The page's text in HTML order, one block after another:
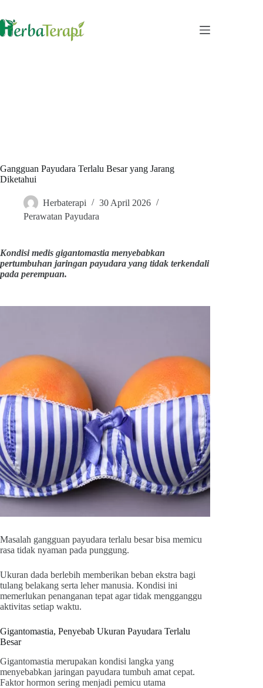
content
Gangguan Payudara Terlalu Besar yang Jarang
Diketahui
Herbaterapi
30 April 2026
Perawatan Payudara
Kondisi medis gigantomastia menyebabkan
pertumbuhan jaringan payudara yang tidak terkendali
pada perempuan.
Masalah gangguan payudara terlalu besar bisa memicu
rasa tidak nyaman pada punggung.
Ukuran dada berlebih memberikan beban ekstra bagi
tulang belakang serta leher manusia. Kondisi ini
memerlukan penanganan tepat agar tidak mengganggu
aktivitas setiap waktu.
Gigantomastia, Penyebab Ukuran Payudara Terlalu
Besar
Gigantomastia merupakan kondisi langka yang
menyebabkan jaringan payudara tumbuh amat cepat.
Faktor hormon sering menjadi pemicu utama